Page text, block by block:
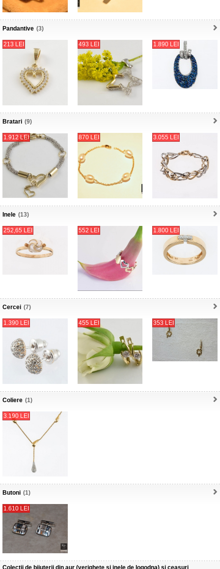
Pandantive (3)
213 LEI 493 LEI 1.890 LEI
Bratari (9)
1.912 LEI 870 LEI 3.055 LEI
Inele (13)
252,65 LEI 552 LEI 1.800 LEI
Cercei (7)
1.390 LEI 455 LEI 353 LEI
Coliere (1)
3.190 LEI
Butoni (1)
1.610 LEI
Colectii de bijuterii din aur (verighete si inele de logodna) si ceasuri